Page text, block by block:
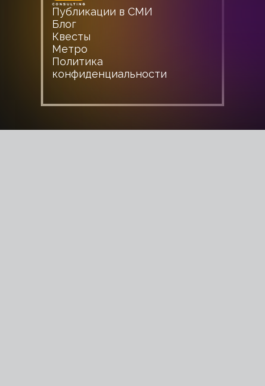
Публикации в СМИ
Блог
Квесты
Метро
Политика
конфиденциальности